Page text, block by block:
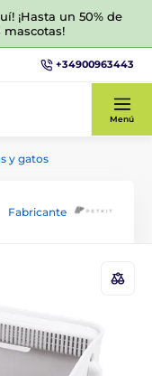
¡Hasta un 50% de
+34900963443
Menú
y gatos
Fabricante